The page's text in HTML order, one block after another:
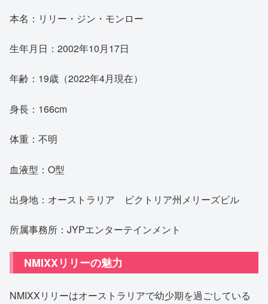
本名：リリー・ジン・モンロー
生年月日：2002年10月17日
年齢：19歳（2022年4月現在）
身長：166cm
体重：不明
血液型：O型
出身地：オーストラリア ビクトリア州メリーズビル
所属事務所：JYPエンターテインメント
NMIXXリリーの魅力
NMIXXリリーはオーストラリアで幼少期を過ごしている